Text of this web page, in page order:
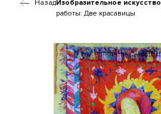
НазадИзобразительное искусство
работы: Две красавицы